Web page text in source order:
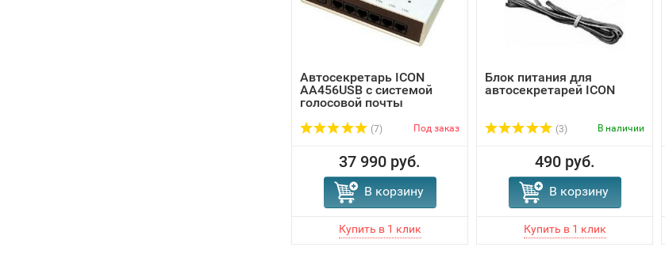
Автосекретарь ICON
AA456USB с системой
голосовой почты
(7) Под заказ
37 990 руб.
В корзину
Блок питания для
автосекретарей ICON
(3) В наличии
490 руб.
В корзину